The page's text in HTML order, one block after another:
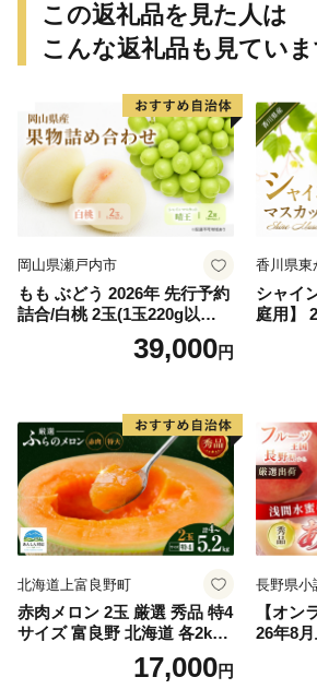
この返礼品を見た人は
こんな返礼品も見てい
岡山県瀬戸内市
もも ぶどう 2026年 先行予約
詰合/白桃 2玉(1玉220g以
上)・シャインマスカット 晴
39,000円
香川県東
シャイ
庭用】
どう
だもの
北海道上富良野町
赤肉メロン 2玉 厳選 秀品 特4
サイズ 富良野 北海道 各2kg
～2.6kg 2玉 セット ファーム
富良野 メロン めろん 果物 く
17,000円
長野県小
【オン
26年8
行予約
アム」